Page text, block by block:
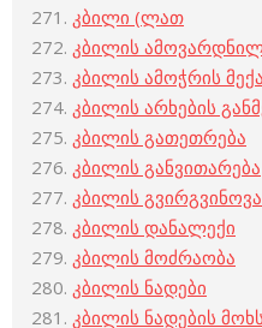
კბილი (ლათ
კბილის
კბილის ამოჭრის
კბილის არხების
კბილის გათეთრება
კბილის განვითარება
კბილის
კბილის დანალექი
კბილის მოძრაობა
კბილის ნადები
კბილის ნადების